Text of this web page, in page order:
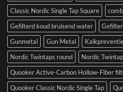
Classic Nordic Single Tap Square
Gefilterd koud bruisend water
Gunmetal
Gun Metal
Nordic Twintaps round
Nordic
Quooker Active-Carbon Hollow-Fiber
Quooker Classic Nordic Single Tap